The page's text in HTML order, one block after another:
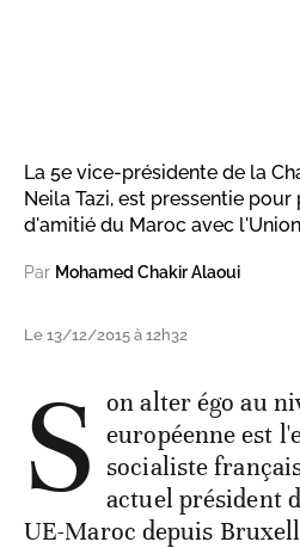
La 5e vice-présidente de la
Neila Tazi, est pressentie
d'amitié du Maroc avec
Par Mohamed Chakir Alaoui
Le 13/12/2015 à 12h32
S on alter égo au
européenne est
socialiste
actuel président
UE-Maroc depuis